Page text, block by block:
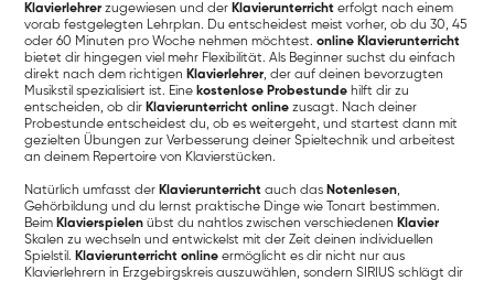
Klavierlehrer zugewiesen und der Klavierunterricht erfolgt nach einem
vorab festgelegten Lehrplan. Du entscheidest meist vorher, ob du 30, 45
oder 60 Minuten pro Woche nehmen möchtest.online Klavierunterricht
bietet dir hingegen viel mehr Flexibilität. Als Beginner suchst du einfach
direkt nach dem richtigen Klavierlehrer, der auf deinen bevorzugten
Musikstil spezialisiert ist. Eine kostenlose Probestunde hilft dir zu
entscheiden, ob dir Klavierunterricht online zusagt. Nach deiner
Probestunde entscheidest du, ob es weitergeht, und startest dann mit
gezielten Übungen zur Verbesserung deiner Spieltechnik und arbeitest
an deinem Repertoire von Klavierstücken.
Natürlich umfasst der Klavierunterricht auch das Notenlesen,
Gehörbildung und du lernst praktische Dinge wie Tonart bestimmen.
Beim Klavierspielen übst du nahtlos zwischen verschiedenen Klavier
Skalen zu wechseln und entwickelst mit der Zeit deinen individuellen
Spielstil. Klavierunterricht online ermöglicht es dir nicht nur aus
Klavierlehrern in Erzgebirgskreis auszuwählen, sondern SIRIUS schlägt dir